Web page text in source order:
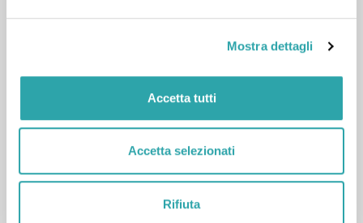
Mostra dettagli
Accetta tutti
Accetta selezionati
Rifiuta
Eugenia C.
Tecnologia,Test ammissione Università